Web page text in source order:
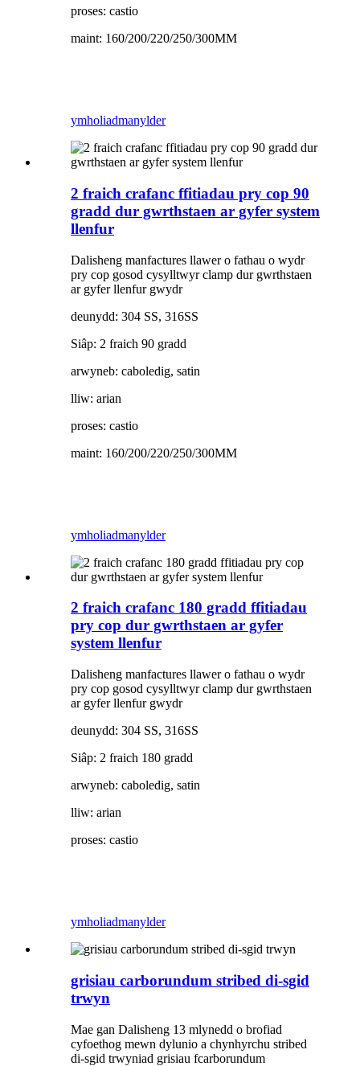
proses: castio
maint: 160/200/220/250/300MM
ymholiadmanylder
2 fraich crafanc ffitiadau pry cop 90
gradd dur gwrthstaen ar gyfer system
llenfur
Dalisheng manfactures llawer o fathau o wydr
pry cop gosod cysylltwyr clamp dur gwrthstaen
ar gyfer llenfur gwydr
deunydd: 304 SS, 316SS
Siâp: 2 fraich 90 gradd
arwyneb: caboledig, satin
lliw: arian
proses: castio
maint: 160/200/220/250/300MM
ymholiadmanylder
2 fraich crafanc 180 gradd ffitiadau
pry cop dur gwrthstaen ar gyfer
system llenfur
Dalisheng manfactures llawer o fathau o wydr
pry cop gosod cysylltwyr clamp dur gwrthstaen
ar gyfer llenfur gwydr
deunydd: 304 SS, 316SS
Siâp: 2 fraich 180 gradd
arwyneb: caboledig, satin
lliw: arian
proses: castio
ymholiadmanylder
grisiau carborundum stribed di-sgid
trwyn
Mae gan Dalisheng 13 mlynedd o brofiad
cyfoethog mewn dylunio a chynhyrchu stribed
di-sgid trwyniad grisiau fcarborundum